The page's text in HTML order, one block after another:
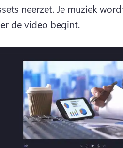
neerzet. Je muziek
de video begint.